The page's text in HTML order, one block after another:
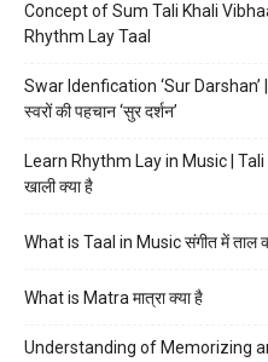
Concept of Sum Tali Khali
Rhythm Lay Taal
Swar Idenfication ‘Sur
स्वरों की पहचान ‘सुर दर्शन’
Learn Rhythm Lay in Music |
खाली क्या है
What is Taal in Music संगीत में ताल
What is Matra मात्रा क्या है
Understanding of Memorizing